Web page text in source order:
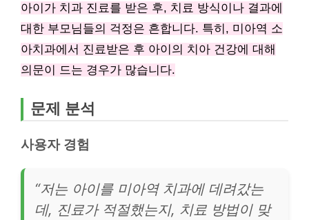
아이가 치과 진료를 받은 후, 치료 방식이나 결과에
대한 부모님들의 걱정은 흔합니다. 특히, 미아역 소
아치과에서 진료받은 후 아이의 치아 건강에 대해
의문이 드는 경우가 많습니다.
문제 분석
사용자 경험
“저는 아이를 미아역 치과에 데려갔는
데, 진료가 적절했는지, 치료 방법이 맞